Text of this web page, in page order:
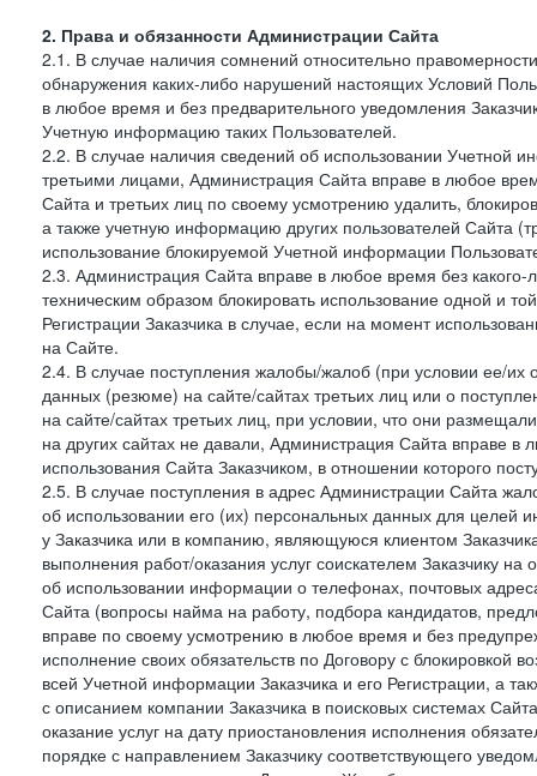
2. Права и обязанности Администрации Сайта
2.1. В случае наличия сомнений относительно
обнаружения каких-либо нарушений настоящих Условий
в любое время и без предварительного уведомления
Учетную информацию таких Пользователей.
2.2. В случае наличия сведений об использовании Учетной
третьими лицами, Администрация Сайта вправе в любое
Сайта и третьих лиц по своему усмотрению удалить,
а также учетную информацию других пользователей Сайта
использование блокируемой Учетной информации
2.3. Администрация Сайта вправе в любое время без
техническим образом блокировать использование одной и
Регистрации Заказчика в случае, если на момент
на Сайте.
2.4. В случае поступления жалобы/жалоб (при условии ее/их
данных (резюме) на сайте/сайтах третьих лиц или о
на сайте/сайтах третьих лиц, при условии, что они
на других сайтах не давали, Администрация Сайта вправе в
использования Сайта Заказчиком, в отношении которого
2.5. В случае поступления в адрес Администрации Сайта
об использовании его (их) персональных данных для целей
у Заказчика или в компанию, являющуюся клиентом
выполнения работ/оказания услуг соискателем Заказчику
об использовании информации о телефонах, почтовых
Сайта (вопросы найма на работу, подбора кандидатов,
вправе по своему усмотрению в любое время и без
исполнение своих обязательств по Договору с блокировкой
всей Учетной информации Заказчика и его Регистрации, а
с описанием компании Заказчика в поисковых системах
оказание услуг на дату приостановления исполнения
порядке с направлением Заказчику соответствующего